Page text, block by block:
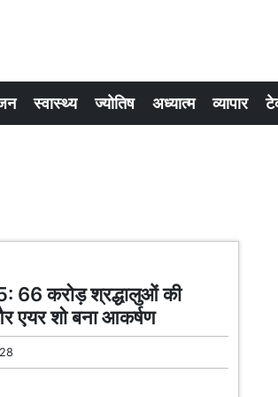
स्वास्थ्य ज्योतिष अध्यात्म व्यापार
66 करोड़ श्रद्धालुओं की
एयर शो बना आकर्षण